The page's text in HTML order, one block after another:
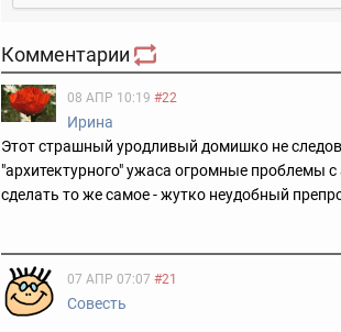
Комментарии
08 АПР 10:19 #22
Ирина
Этот страшный уродливый домишко не
"архитектурного" ужаса огромные проблемы с
сделать то же самое - жутко неудобный
07 АПР 07:07 #21
Совесть